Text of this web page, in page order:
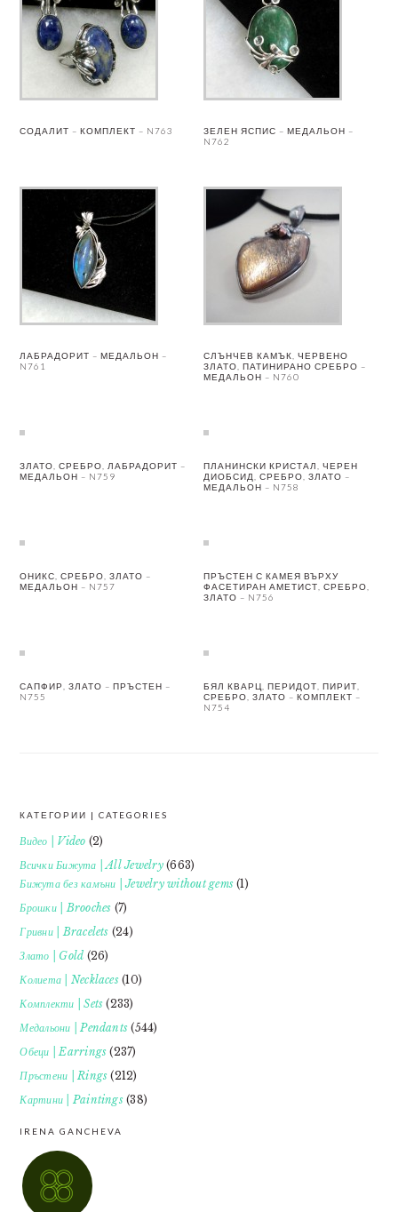
СОДАЛИТ – КОМПЛЕКТ – N763
ЗЕЛЕН ЯСПИС – МЕДАЛЬОН –
N762
ЛАБРАДОРИТ – МЕДАЛЬОН –
N761
СЛЪНЧЕВ КАМЪК, ЧЕРВЕНО
ЗЛАТО, ПАТИНИРАНО СРЕБРО –
МЕДАЛЬОН – N760
ЗЛАТО, СРЕБРО, ЛАБРАДОРИТ –
МЕДАЛЬОН – N759
ПЛАНИНСКИ КРИСТАЛ, ЧЕРЕН
ДИОБСИД, СРЕБРО, ЗЛАТО –
МЕДАЛЬОН – N758
ОНИКС, СРЕБРО, ЗЛАТО –
МЕДАЛЬОН – N757
ПРЪСТЕН С КАМЕЯ ВЪРХУ
ФАСЕТИРАН АМЕТИСТ, СРЕБРО,
ЗЛАТО – N756
САПФИР, ЗЛАТО – ПРЪСТЕН –
N755
БЯЛ КВАРЦ, ПЕРИДОТ, ПИРИТ,
СРЕБРО, ЗЛАТО – КОМПЛЕКТ –
N754
FOOTER
КАТЕГОРИИ | CATEGORIES
Видео | Video (2)
Всички Бижута | All Jewelry(663)
Бижута без камъни | Jewelry without gems (1)
Брошки | Brooches (7)
Гривни | Bracelets (24)
Злато | Gold (26)
Колиета | Necklaces(10)
Комплекти | Sets (233)
Медальони | Pendants (544)
Обеци | Earrings (237)
Пръстени | Rings (212)
Картини | Paintings(38)
IRENA GANCHEVA